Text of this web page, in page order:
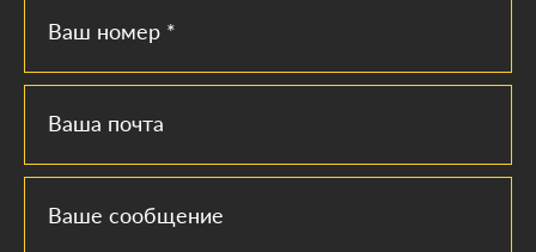
Ваш номер *
Ваша почта
Ваше сообщение